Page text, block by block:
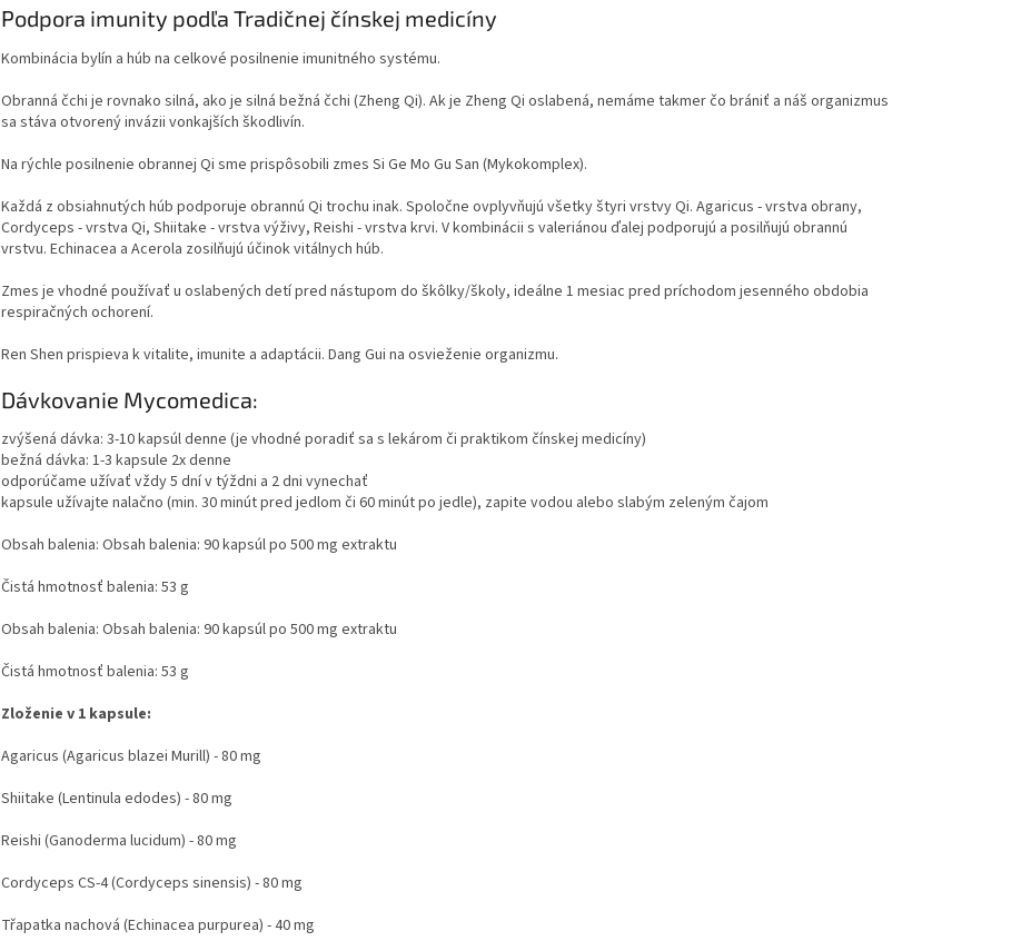
Podpora imunity podľa Tradičnej čínskej medicíny
Kombinácia bylín a húb na celkové posilnenie imunitného systému.
Obranná čchi je rovnako silná, ako je silná bežná čchi (Zheng Qi). Ak je Zheng Qi oslabená, nemáme takmer čo brániť a náš organizmus
sa stáva otvorený invázii vonkajších škodlivín.
Na rýchle posilnenie obrannej Qi sme prispôsobili zmes Si Ge Mo Gu San (Mykokomplex).
Každá z obsiahnutých húb podporuje obrannú Qi trochu inak. Spoločne ovplyvňujú všetky štyri vrstvy Qi. Agaricus - vrstva obrany,
Cordyceps - vrstva Qi, Shiitake - vrstva výživy, Reishi - vrstva krvi. V kombinácii s valeriánou ďalej podporujú a posilňujú obrannú
vrstvu. Echinacea a Acerola zosilňujú účinok vitálnych húb.
Zmes je vhodné používať u oslabených detí pred nástupom do škôlky/školy, ideálne 1 mesiac pred príchodom jesenného obdobia
respiračných ochorení.
Ren Shen prispieva k vitalite, imunite a adaptácii. Dang Gui na osvieženie organizmu.
Dávkovanie Mycomedica:
zvýšená dávka: 3-10 kapsúl denne (je vhodné poradiť sa s lekárom či praktikom čínskej medicíny)
bežná dávka: 1-3 kapsule 2x denne
odporúčame užívať vždy 5 dní v týždni a 2 dni vynechať
kapsule užívajte nalačno (min. 30 minút pred jedlom či 60 minút po jedle), zapite vodou alebo slabým zeleným čajom
Obsah balenia: Obsah balenia: 90 kapsúl po 500 mg extraktu
Čistá hmotnosť balenia: 53 g
Obsah balenia: Obsah balenia: 90 kapsúl po 500 mg extraktu
Čistá hmotnosť balenia: 53 g
Zloženie v 1 kapsule:
Agaricus (Agaricus blazei Murill) - 80 mg
Shiitake (Lentinula edodes) - 80 mg
Reishi (Ganoderma lucidum) - 80 mg
Cordyceps CS-4 (Cordyceps sinensis) - 80 mg
Třapatka nachová (Echinacea purpurea) - 40 mg